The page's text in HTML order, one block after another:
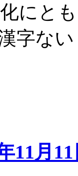
にと
字な
11月